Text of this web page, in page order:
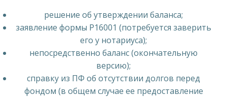
решение об утверждении баланса;
заявление формы Р16001 (потребуется заверить
его у нотариуса);
непосредственно баланс (окончательную
версию);
справку из ПФ об отсутствии долгов перед
фондом (в общем случае ее предоставление